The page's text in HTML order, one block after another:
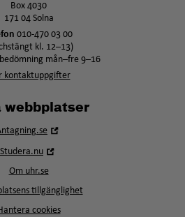
Box 4030
171 04 Solna
010-470 03 00
kl. 12–13)
mån–fre 9–16
kontaktuppgifter
webbplatser
Studera.nu
fönster
Om uhr.se
tillgänglighet
cookies